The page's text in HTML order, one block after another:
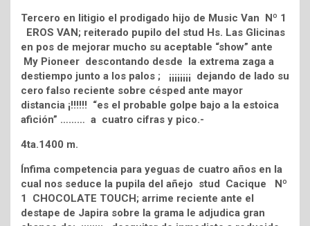
Tercero en litigio el prodigado hijo de Music Van Nº 1
EROS VAN; reiterado pupilo del stud Hs. Las Glicinas
en pos de mejorar mucho su aceptable “show” ante
My Pioneer descontando desde la extrema zaga a
destiempo junto a los palos ; ¡¡¡¡¡¡¡¡ dejando de lado su
cero falso reciente sobre césped ante mayor
distancia ¡!!!!!! “es el probable golpe bajo a la estoica
afición” ……… a cuatro cifras y pico.-
4ta.1400 m.
Ínfima competencia para yeguas de cuatro años en la
cual nos seduce la pupila del añejo stud Cacique Nº
1 CHOCOLATE TOUCH; arrime reciente ante el
destape de Japira sobre la grama le adjudica gran